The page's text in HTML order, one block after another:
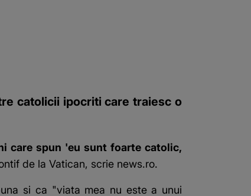
catolicii ipocriti care traiesc o
care spun 'eu sunt foarte catolic,
de la Vatican, scrie news.ro.
si ca "viata mea nu este a unui